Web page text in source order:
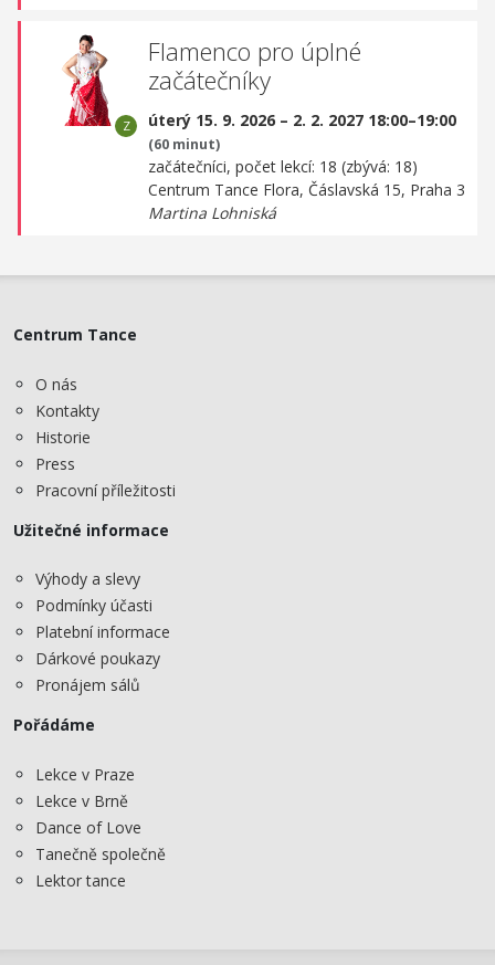
Flamenco pro úplné
začátečníky
úterý 15. 9. 2026 – 2. 2. 2027 18:00–19:00
(60 minut)
začátečníci, počet lekcí: 18 (zbývá: 18)
Centrum Tance Flora, Čáslavská 15, Praha 3
Martina Lohniská
Centrum Tance
O nás
Kontakty
Historie
Press
Pracovní příležitosti
Užitečné informace
Výhody a slevy
Podmínky účasti
Platební informace
Dárkové poukazy
Pronájem sálů
Pořádáme
Lekce v Praze
Lekce v Brně
Dance of Love
Tanečně společně
Lektor tance